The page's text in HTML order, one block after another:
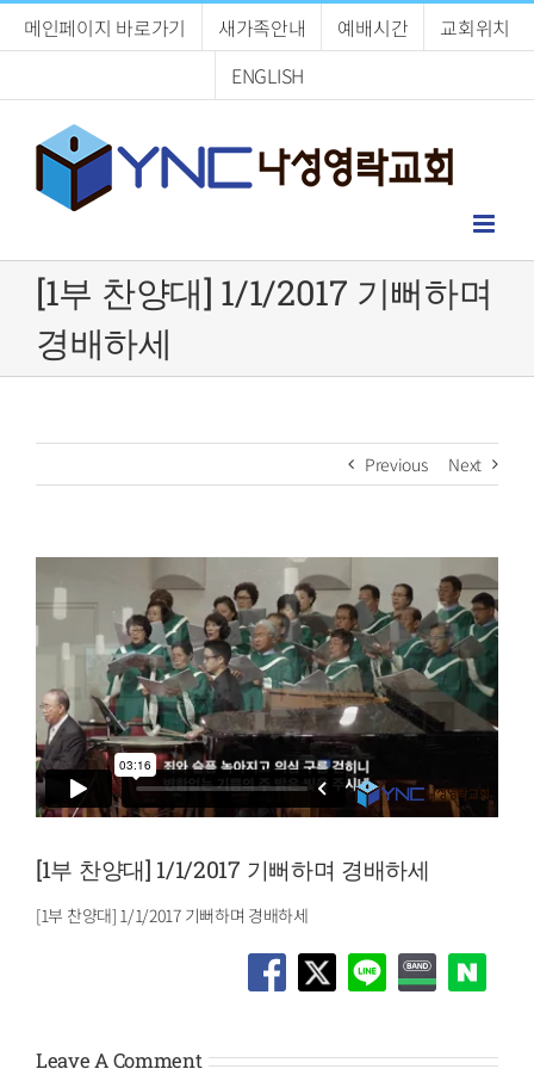
메인페이지 바로가기 새가족안내 예배시간
교회위치
ENGLISH
[1부 찬양대] 1/1/2017 기뻐하며
경배하세
Previous Next
[1부 찬양대] 1/1/2017 기뻐하며 경배하세
[1부 찬양대] 1/1/2017 기뻐하며 경배하세
Leave A Comment